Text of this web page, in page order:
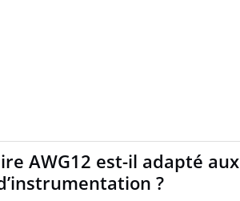
AWG12 est-il adapté aux
?